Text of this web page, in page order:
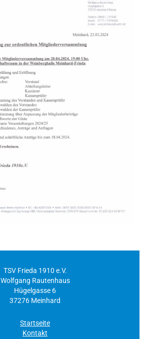
TSV Frieda 1910 e.V.
Wolfgang Rautenhaus
Hügelgasse 6
37276 Meinhard
Startseite
Kontakt